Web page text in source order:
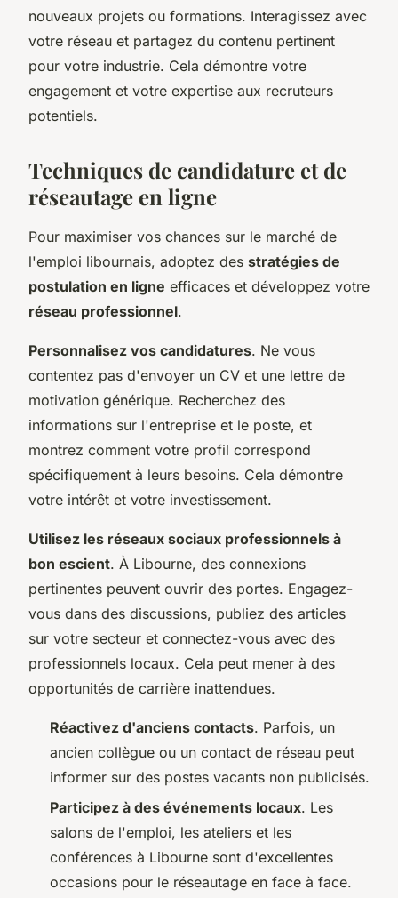
nouveaux projets ou formations. Interagissez avec
votre réseau et partagez du contenu pertinent
pour votre industrie. Cela démontre votre
engagement et votre expertise aux recruteurs
potentiels.
Techniques de candidature et de
réseautage en ligne
Pour maximiser vos chances sur le marché de
l'emploi libournais, adoptez des stratégies de
postulation en ligne efficaces et développez votre
réseau professionnel.
Personnalisez vos candidatures. Ne vous
contentez pas d'envoyer un CV et une lettre de
motivation générique. Recherchez des
informations sur l'entreprise et le poste, et
montrez comment votre profil correspond
spécifiquement à leurs besoins. Cela démontre
votre intérêt et votre investissement.
Utilisez les réseaux sociaux professionnels à
bon escient. À Libourne, des connexions
pertinentes peuvent ouvrir des portes. Engagez-
vous dans des discussions, publiez des articles
sur votre secteur et connectez-vous avec des
professionnels locaux. Cela peut mener à des
opportunités de carrière inattendues.
Réactivez d'anciens contacts. Parfois, un
ancien collègue ou un contact de réseau peut
informer sur des postes vacants non publicisés.
Participez à des événements locaux. Les
salons de l'emploi, les ateliers et les
conférences à Libourne sont d'excellentes
occasions pour le réseautage en face à face.